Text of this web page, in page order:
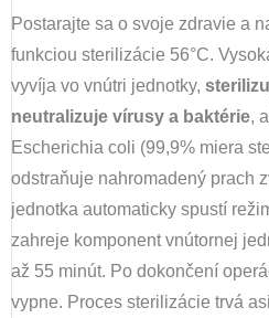
Postarajte sa o svoje zdravie a
funkciou sterilizácie 56°C.
vyvíja vo vnútri jednotky,
neutralizuje vírusy a baktérie,
Escherichia coli (99,9% miera
odstraňuje nahromadený prach
jednotka automaticky spustí
zahreje komponent vnútornej
až 55 minút. Po dokončení
vypne. Proces sterilizácie trvá